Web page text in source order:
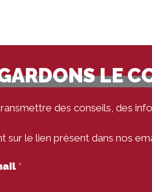
LE
des conseils, des
le lien présent dans nos